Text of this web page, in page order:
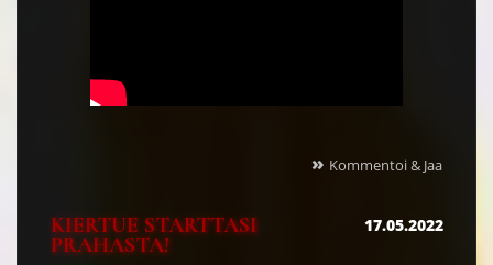
» Kommentoi & Jaa
KIERTUE STARTTASI
PRAHASTA!
17.05.2022